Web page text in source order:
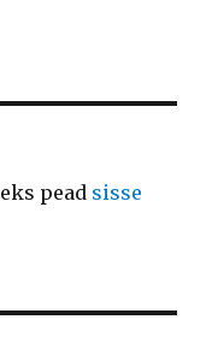
pead sisse